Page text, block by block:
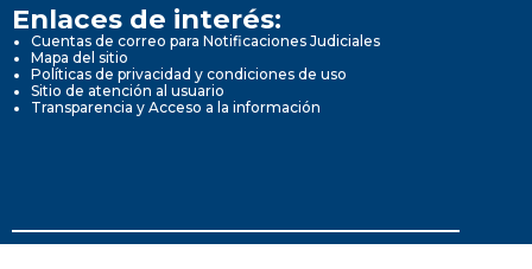
Enlaces de interés:
Cuentas de correo para Notificaciones Judiciales
Mapa del sitio
Políticas de privacidad y condiciones de uso
Sitio de atención al usuario
Transparencia y Acceso a la información